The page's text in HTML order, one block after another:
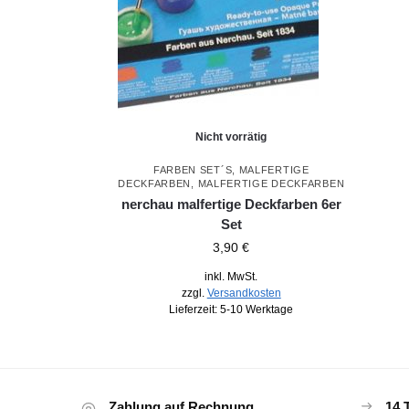
Nicht vorrätig
FARBEN SET´S
MALFERTIGE
DECKFARBEN
MALFERTIGE DECKFARBEN
nerchau malfertige Deckfarben 6er
Set
3,90€
inkl. MwSt.
zzgl. Versandkosten
Lieferzeit:5-10 Werktage